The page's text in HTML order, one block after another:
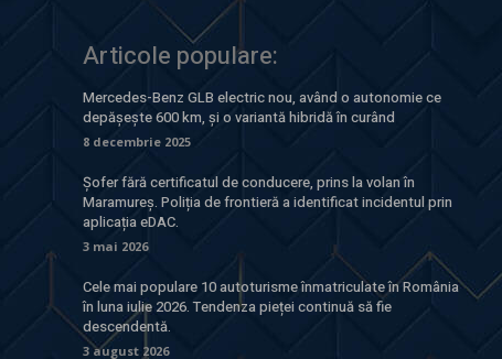
Articole populare:
Mercedes-Benz GLB electric nou, având o autonomie ce
depășește 600 km, și o variantă hibridă în curând
8 decembrie 2025
Șofer fără certificatul de conducere, prins la volan în
Maramureș. Poliția de frontieră a identificat incidentul prin
aplicația eDAC.
3 mai 2026
Cele mai populare 10 autoturisme înmatriculate în România
în luna iulie 2026. Tendenza pieței continuă să fie
descendentă.
3 august 2026